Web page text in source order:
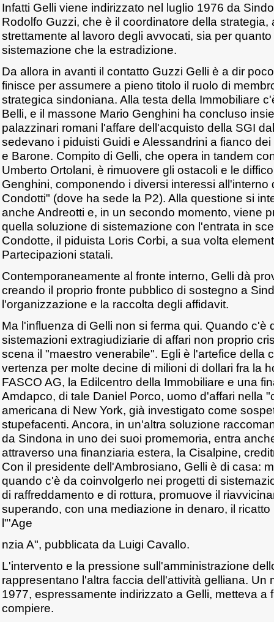
Infatti Gelli viene indirizzato nel luglio 1976 da
Rodolfo Guzzi, che è il coordinatore della strategia,
strettamente al lavoro degli avvocati, sia per
sistemazione che la estradizione.
Da allora in avanti il contatto Guzzi Gelli è a dir
finisce per assumere a pieno titolo il ruolo di
strategica sindoniana. Alla testa della Immobiliare
Belli, e il massone Mario Genghini ha concluso
palazzinari romani l'affare dell'acquisto della SGI
sedevano i piduisti Guidi e Alessandrini a fianco
e Barone. Compito di Gelli, che opera in tandem
Umberto Ortolani, è rimuovere gli ostacoli e le
Genghini, componendo i diversi interessi all'interno
Condotti" (dove ha sede la P2). Alla questione si
anche Andreotti e, in un secondo momento, viene
quella soluzione di sistemazione con l'entrata in
Condotte, il piduista Loris Corbi, a sua volta
Partecipazioni statali.
Contemporaneamente al fronte interno, Gelli dà
creando il proprio fronte pubblico di sostegno a
l'organizzazione e la raccolta degli affidavit.
Ma l'influenza di Gelli non si ferma qui. Quando c'è
sistemazioni extragiudiziarie di affari non proprio
scena il "maestro venerabile". Egli è l'artefice della
vertenza per molte decine di milioni di dollari fra la
FASCO AG, la Edilcentro della Immobiliare e una
Amdapco, di tale Daniel Porco, uomo d'affari nella
americana di New York, già investigato come
stupefacenti. Ancora, in un'altra soluzione
da Sindona in uno dei suoi promemoria, entra
attraverso una finanziaria estera, la Cisalpine,
Con il presidente dell'Ambrosiano, Gelli è di casa:
quando c'è da coinvolgerlo nei progetti di
di raffreddamento e di rottura, promuove il
superando, con una mediazione in denaro, il
l"'Age
nzia A", pubblicata da Luigi Cavallo.
L'intervento e la pressione sull'amministrazione
rappresentano l'altra faccia dell'attività gelliana. Un
1977, espressamente indirizzato a Gelli, metteva a
compiere.